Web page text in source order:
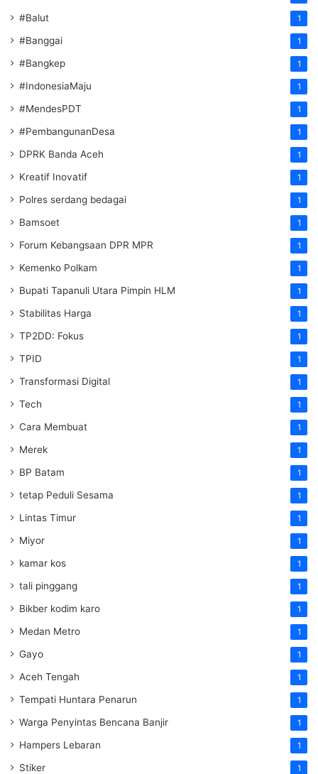
#Balut 1
#Banggai 1
#Bangkep 1
#IndonesiaMaju 1
#MendesPDT 1
#PembangunanDesa 1
DPRK Banda Aceh 1
Kreatif Inovatif 1
Polres serdang bedagai 1
Bamsoet 1
Forum Kebangsaan DPR MPR 1
Kemenko Polkam 1
‎Bupati Tapanuli Utara Pimpin HLM 1
Stabilitas Harga 1
TP2DD: Fokus 1
TPID 1
Transformasi Digital 1
Tech 1
Cara Membuat 1
Merek 1
BP Batam 1
tetap Peduli Sesama 1
Lintas Timur 1
Miyor 1
kamar kos 1
tali pinggang 1
Bikber kodim karo 1
Medan Metro 1
Gayo 1
Aceh Tengah 1
Tempati Huntara Penarun 1
Warga Penyintas Bencana Banjir 1
Hampers Lebaran 1
Stiker 1